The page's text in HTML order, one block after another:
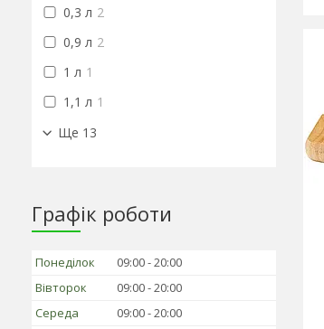
0,3 л 2
0,9 л 2
1 л 1
1,1 л 1
Ще 13
Графік роботи
Понеділок 09:00 20:00
Вівторок
09:00 20:00
Середа
09:00 20:00